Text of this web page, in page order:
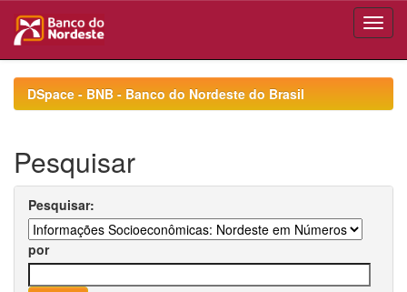
navigationDSpace - BNB - Banco do Nordeste do Brasil
Pesquisar
Pesquisar:
por